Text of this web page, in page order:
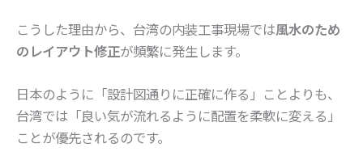
こうした理由から、台湾の内装工事現場では風水のため
のレイアウト修正が頻繁に発生します。
日本のように「設計図通りに正確に作る」ことよりも、
台湾では「良い気が流れるように配置を柔軟に変える」
ことが優先されるのです。